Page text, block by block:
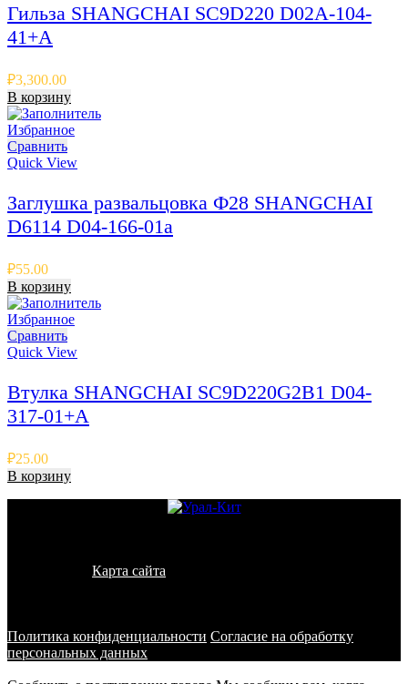
Гильза SHANGCHAI SC9D220 D02A-104-
41+A
₽3,300.00
В корзину
Избранное
Сравнить
Quick View
Заглушка развальцовка Ф28 SHANGCHAI
D6114 D04-166-01a
₽55.00
В корзину
Избранное
Сравнить
Quick View
Втулка SHANGCHAI SC9D220G2B1 D04-
317-01+A
₽25.00
В корзину
Карта сайта
Политика конфиденциальности Согласие на обработку
персональных данных